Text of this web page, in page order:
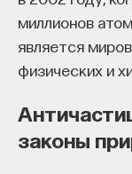
миллионов
является
физических и
законы